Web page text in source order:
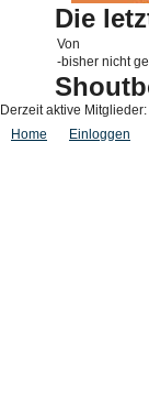
Die
Von
-bisher nicht
Derzeit aktive
Home
Einloggen